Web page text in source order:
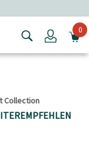
Login0
Collection